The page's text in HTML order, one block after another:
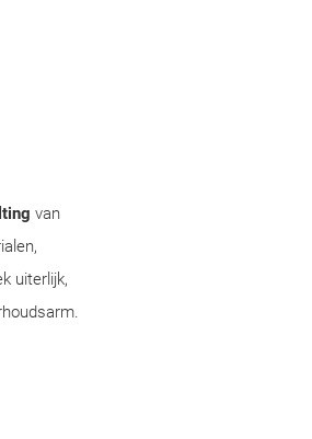
van
uiterlijk,